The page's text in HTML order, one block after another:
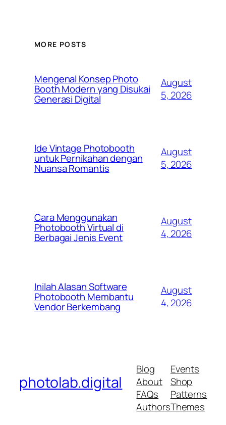
MORE POSTS
Mengenal Konsep Photo
Booth Modern yang Disukai
Generasi Digital
August
5, 2026
Ide Vintage Photobooth
untuk Pernikahan dengan
Nuansa Romantis
August
5, 2026
Cara Menggunakan
Photobooth Virtual di
Berbagai Jenis Event
August
4, 2026
Inilah Alasan Software
Photobooth Membantu
Vendor Berkembang
August
4, 2026
photolab.digital
Blog
About
FAQs
Authors
Events
Shop
Patterns
Themes